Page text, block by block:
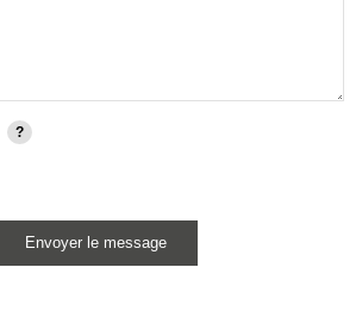
Envoyer le message